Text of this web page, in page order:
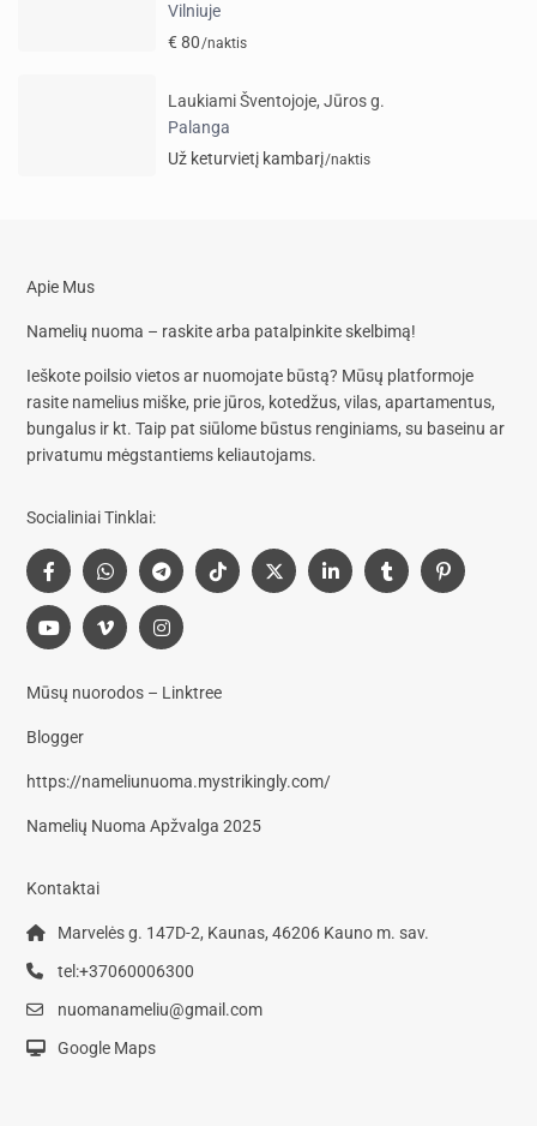
Vilniuje
€ 80/naktis
Laukiami Šventojoje, Jūros g.
Palanga
Už keturvietį kambarį/naktis
Apie Mus
Namelių nuoma – raskite arba patalpinkite skelbimą!
Ieškote poilsio vietos ar nuomojate būstą? Mūsų platformoje
rasite namelius miške, prie jūros, kotedžus, vilas, apartamentus,
bungalus ir kt. Taip pat siūlome būstus renginiams, su baseinu ar
privatumu mėgstantiems keliautojams.
Socialiniai Tinklai:
Mūsų nuorodos – Linktree
Blogger
https://nameliunuoma.mystrikingly.com/
Namelių Nuoma Apžvalga 2025
Kontaktai
Marvelės g. 147D-2, Kaunas, 46206 Kauno m. sav.
tel:+37060006300
nuomanameliu@gmail.com
Google Maps